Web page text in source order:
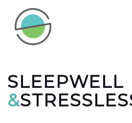
SLEEPWELL
&
SleepWell&StressLess • SleepWell